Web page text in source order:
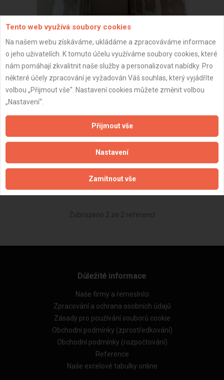
příčky, podhledy, předstěny -
Bez hodnocení
+10
Zobrazeno 2 ze 2 referencí
Důležité informace
Naše firmy a řemeslníci
Zpracování a ochrana osobních údajů
Zásady pro používání souborů cookie
Obchodní podmínky (zprostředkování)
Obchodní podmínky (rozpočtování)
Reference
Naše excelové tabulky online
Tento web využívá soubory cookies
Na našem webu získáváme, ukládáme a zpracováváme informace
o jeho uživatelích. K tomuto účelu využíváme soubory cookies, které
nám pomáhají zkvalitnit naše služby a personalizovat nabídky. Pro
některé účely zpracování je vyžadován Váš souhlas, který vyjádříte
volbou „Přijmout vše“. Nastavení cookies můžete změnit volbou
„Nastavení“.
Přijmout vše
Nastavení
Zamítnout vše